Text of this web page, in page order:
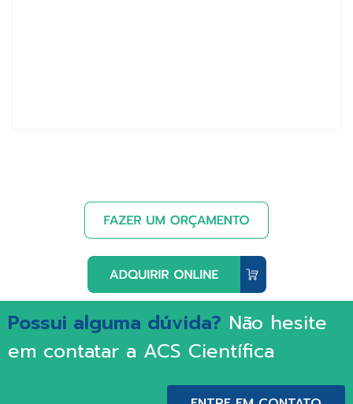
Possui alguma dúvida? Não hesite
em contatar a ACS Científica